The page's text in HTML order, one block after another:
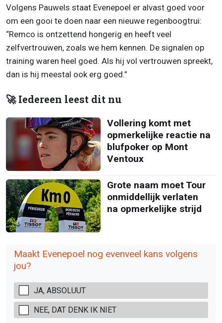
Volgens Pauwels staat Evenepoel er alvast goed voor
om een gooi te doen naar een nieuwe regenboogtrui:
“Remco is ontzettend hongerig en heeft veel
zelfvertrouwen, zoals we hem kennen. De signalen op
training waren heel goed. Als hij vol vertrouwen spreekt,
dan is hij meestal ook erg goed.”
🚀 Iedereen leest dit nu
Vollering komt met
opmerkelijke reactie na
blufpoker op Mont
Ventoux
Grote naam moet Tour
onmiddellijk verlaten
na opmerkelijke strijd
Maakt Evenepoel nog evenveel kans volgens
jou?
JA, ABSOLUUT
NEE, DAT DENK IK NIET